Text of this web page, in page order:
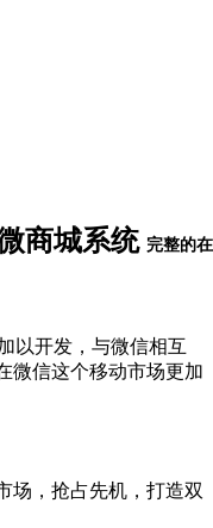
商城系统 完整的
以开发，与微信相互
微信这个移动市场更加
场，抢占先机，打造双